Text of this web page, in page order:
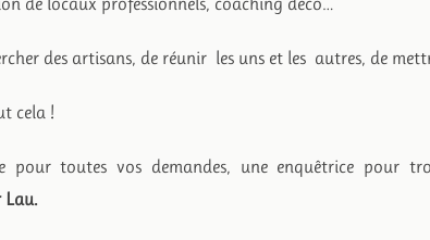
des artisans, de réunir les uns et les autres, de
cela !
pour toutes vos demandes, une enquêtrice pour
Lau.